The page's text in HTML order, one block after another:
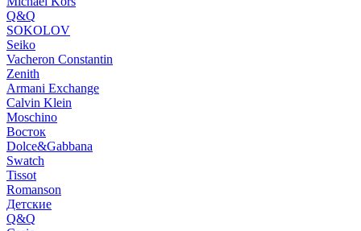
Q&Q
SOKOLOV
Seiko
Vacheron Constantin
Zenith
Armani Exchange
Calvin Klein
Moschino
Восток
Dolce&Gabbana
Swatch
Tissot
Romanson
Детские
Q&Q